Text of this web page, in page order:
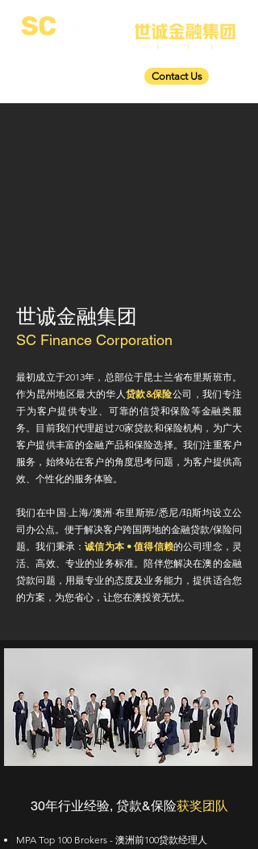
Contact Us
世诚金融集团
SC Finance Corporation
最初成立于2013年，总部位于昆士兰省布里斯班市。
作为昆州地区最大的华人贷款&保险公司，我们专注
于为客户提供专业、可靠的信贷和保险等金融类服
务。目前我们代理超过70家贷款和保险机构，为广大
客户提供丰富的金融产品和保险选择。​我们注重客户
服务，始终站在客户的角度思考问题，为客户提供高
效、个性化的服务体验。​
我们在中国·上海/澳洲·布里斯班/悉尼/珀斯均设立公
司办公点。便于解决客户跨国两地的金融贷款/保险问
题。我们秉承：诚信为本 • 值得信赖的公司理念，灵
活、高效、专业的业务标准。陪伴您解决在澳的金融
贷款问题，用最专业的态度及业务能力，提供适合您
的方案，为您省心，让您在澳投资无忧。​
30年行业经验, 贷款&保险获奖团队
MPA Top 100 Brokers - 澳洲前100贷款经理人